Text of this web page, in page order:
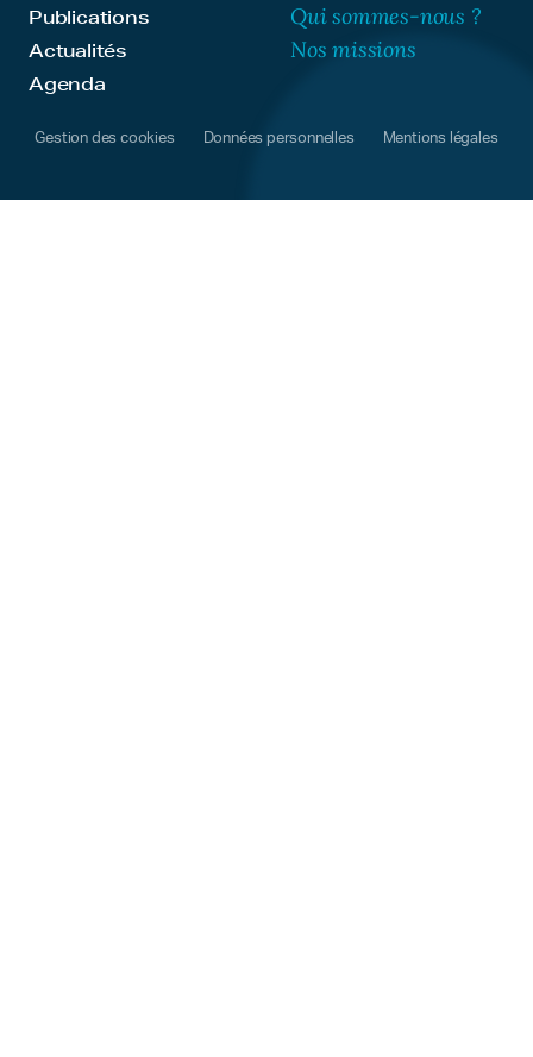
Publications
Actualités
Agenda
Qui sommes-nous ?
Nos missions
Gestion des cookies Données personnelles Mentions légales